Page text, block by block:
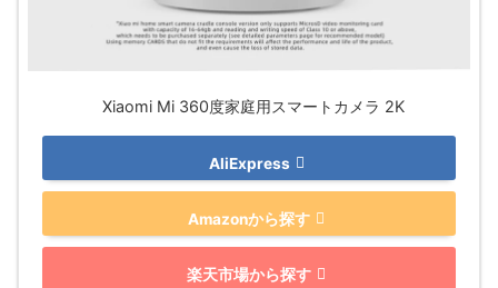
Xiaomi Mi 360度家庭用スマートカメラ 2K
AliExpress
Amazonから探す
楽天市場から探す